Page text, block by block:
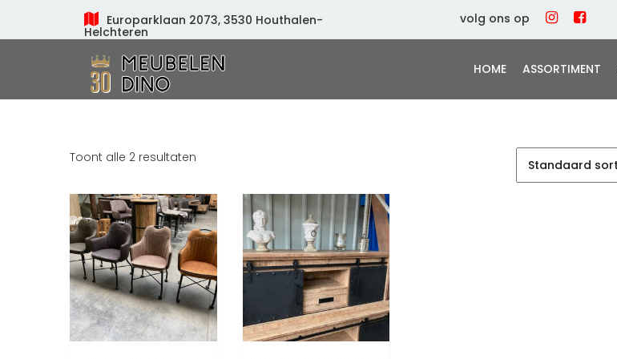
Europarklaan 2073, 3530 Houthalen-
Helchteren
volg ons op
HOME ASSORTIMENT
Toont alle 2 resultaten